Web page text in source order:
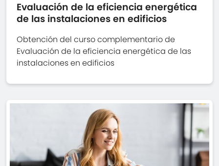
Evaluación de la eficiencia energética
de las instalaciones en edificios
Obtención del curso complementario de
Evaluación de la eficiencia energética de las
instalaciones en edificios